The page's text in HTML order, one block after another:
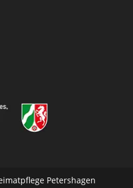
Petershagen